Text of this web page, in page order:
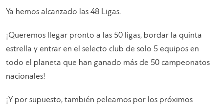
Ya hemos alcanzado las 48 Ligas.
¡Queremos llegar pronto a las 50 ligas, bordar la quinta
estrella y entrar en el selecto club de solo 5 equipos en
todo el planeta que han ganado más de 50 campeonatos
nacionales!
¡Y por supuesto, también peleamos por los próximos